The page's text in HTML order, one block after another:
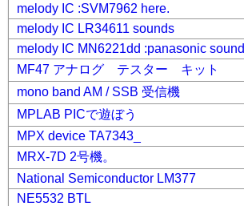
melody IC :SVM7962 here.
melody IC LR34611 sounds
melody IC MN6221dd :panasonic sound
MF47 アナログ テスター キット
mono band AM / SSB 受信機
MPLAB PICで遊ぼう
MPX device TA7343_
MRX-7D 2号機。
National Semiconductor LM377
NE5532 BTL